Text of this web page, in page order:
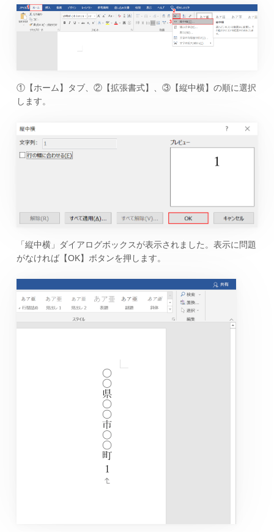
①【ホーム】タブ、②【拡張書式】、③【縦中横】の順に選択
します。
「縦中横」ダイアログボックスが表示されました。表示に問題
がなければ【OK】ボタンを押します。